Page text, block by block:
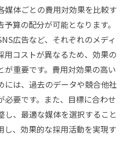
媒体ごとの費用対効果を比較す
算の配分が可能となります。
広告など、それぞれのメディ
用コストが異なるため、効果の
が重要です。費用対効果の高い
には、過去のデータや競合他社
必要です。また、目標に合わせ
し、最適な媒体を選択すること
し、効果的な採用活動を実現す